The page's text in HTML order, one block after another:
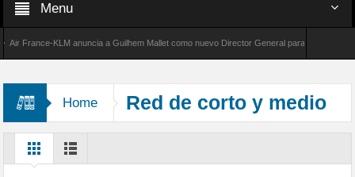
Menu
KLM anuncia a Guilhem Mallet como nuevo Director General para América Latina
Home
Red de corto y medio
alcance